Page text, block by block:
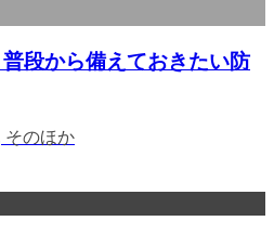
段から備えておきたい防
そのほか